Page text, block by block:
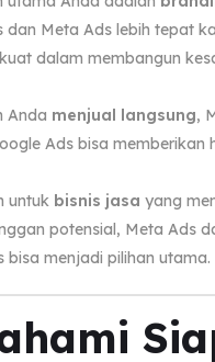
dan Meta Ads lebih tepat
dalam membangun
Anda menjual langsung,
Ads bisa memberikan
untuk bisnis jasa yang
potensial, Meta Ads
bisa menjadi pilihan utama.